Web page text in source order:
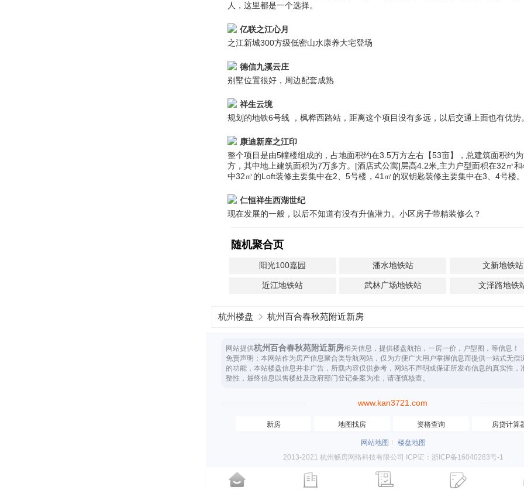
人，这里都是一个选择。
亿联之江心月
之江新城300方级低密山水康养大宅登场
德信九溪云庄
别墅位置很好，周边配套成熟
祥生云境
规划的地铁6号线 ，枫桦西路站，距离这个项目没有多远，以后交通上面也有优势
康迪新座之江印
整个项目是由5幢楼组成的，占地面积约在3.5万方左右【53亩】，总建筑面积约
方，其中地上建筑面积为7万多方。[酒店式公寓]层高4.2米,主力户型面积在32㎡
中32㎡的Loft装修主要集中在2、5号楼，41㎡的双钥匙装修主要集中在3、4号楼。
仁恒祥生西湖世纪
现在发展的一般，以后不知道有没有升值潜力。小区房子带精装修么？
随机聚合页
阳光100嘉园 潘水地铁站 文新地铁站
近江地铁站 武林广场地铁站 文泽路地铁
杭州楼盘 杭州百合春秋苑附近新房
网站提供杭州百合春秋苑附近新房相关信息，提供楼盘航拍，一房一价，户型图，等信息！
免责声明：本网站作为房产信息聚合类导航网站，仅为方便广大用户掌握信息而提供一站式无偿
的功能，本站楼盘信息并非广告，所载内容仅供参考，网站不声明或保证所发布信息的真实性，
整性，最终信息以售楼处及政府部门登记备案为准，请谨慎核查。
www.kan3721.com
新房 地图找房 资格查询 房贷计算
网站地图
楼盘地图
2013-2021 杭州畅房网络科技有限公司 ICP证：浙ICP备16040283号-1